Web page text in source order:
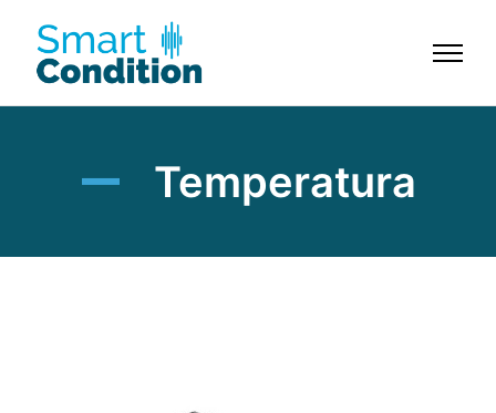
Temperatura